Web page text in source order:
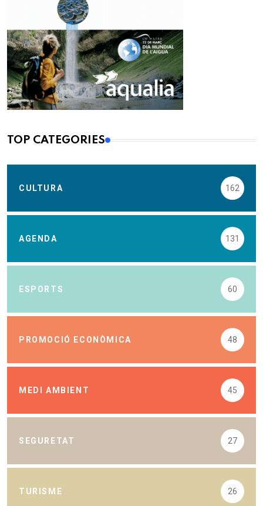
TOP CATEGORIES
CULTURA 162
AGENDA 131
ESPORTS 60
PROMOCIÓ ECONÒMICA 48
MEDI AMBIENT 45
SEGURETAT 27
TURISME 26